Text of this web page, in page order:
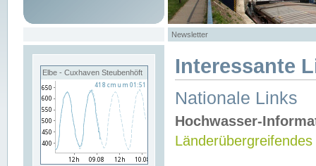
Newsletter
Elbe - Cuxhaven Steubenhöft Interessante
Nationale Links
Hochwasser-